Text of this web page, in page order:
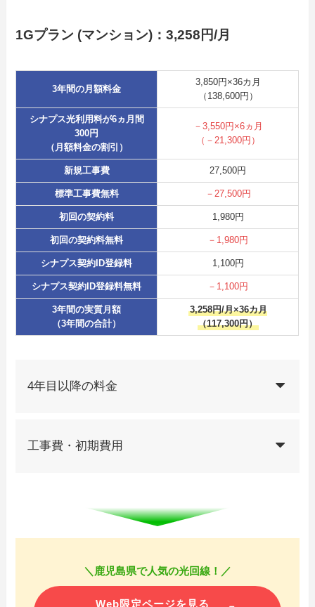
1Gプラン (マンション)：3,258円/月
3年間の月額料金
3,850円×36カ月
（138,600円）
シナプス光利用料が6ヵ月間
300円
（月額料金の割引）
－3,550円×6ヵ月
（－21,300円）
新規工事費 27,500円
標準工事費無料 －27,500円
初回の契約料 1,980円
初回の契約料無料 －1,980円
シナプス契約ID登録料 1,100円
シナプス契約ID登録料無料 －1,100円
3年間の実質月額
（3年間の合計）
3,258円/月×36カ月
（117,300円）
4年目以降の料金
工事費・初期費用
＼鹿児島県で人気の光回線！／
Web限定ページを見る